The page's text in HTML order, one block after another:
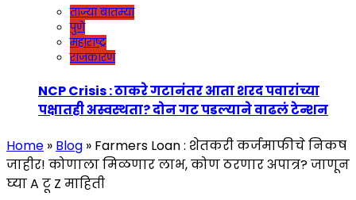
ताज्या बातम्या
पुणे
महाराष्ट्र
राजकारण
NCP Crisis : ठाकरे गटानंतर आता शरद पवारांच्या
पक्षातही अस्वस्थता? दोन गट पडल्याने वाढलं टेन्शन
Home » Blog » Farmers Loan : शेतकरी कर्जमाफीचे निकष
जाहीर! कोणाला मिळणार लाभ, कोण ठरणार अपात्र? जाणून
घ्या A टू Z माहिती